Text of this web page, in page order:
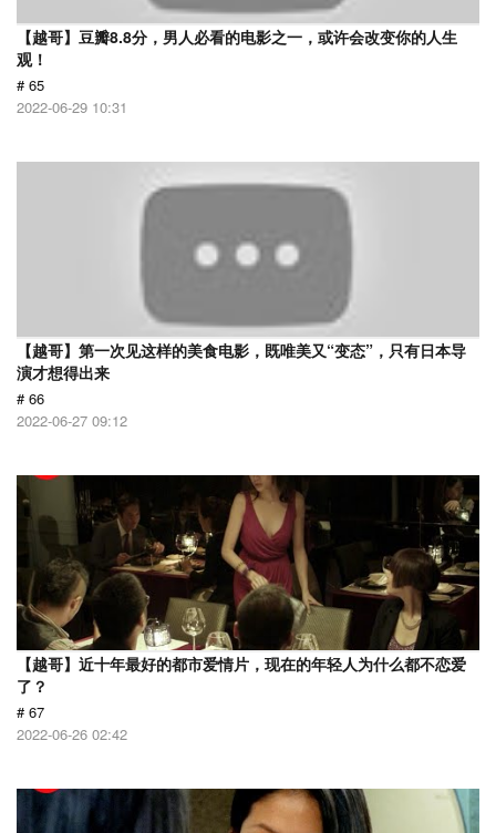
【越哥】豆瓣8.8分，男人必看的电影之一，或许会改变你的人生
观！
# 65
2022-06-29 10:31
【越哥】第一次见这样的美食电影，既唯美又“变态”，只有日本导
演才想得出来
# 66
2022-06-27 09:12
【越哥】近十年最好的都市爱情片，现在的年轻人为什么都不恋爱
了？
# 67
2022-06-26 02:42